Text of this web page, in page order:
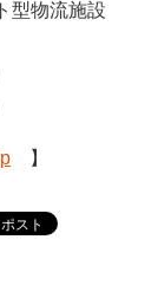
型物流施設
】